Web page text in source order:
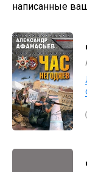
написанные